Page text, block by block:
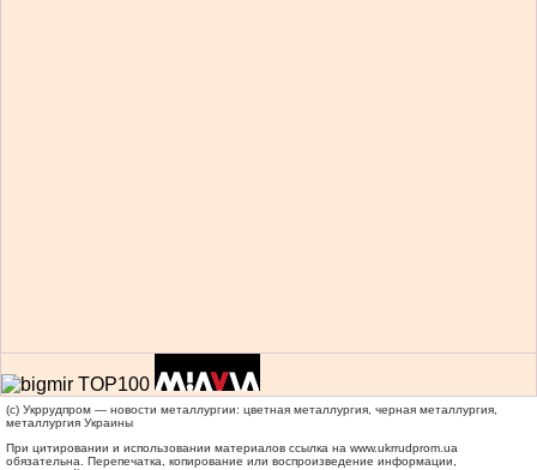
(c) Укррудпром — новости металлургии: цветная металлургия, черная металлургия,
металлургия Украины
При цитировании и использовании материалов ссылка на www.ukrrudprom.ua
обязательна. Перепечатка, копирование или воспроизведение информации,